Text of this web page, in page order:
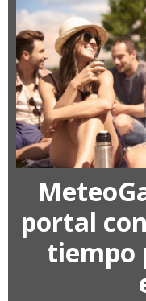
portal
tiempo